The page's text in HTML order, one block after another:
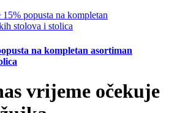
na kompletan asortiman
vrijeme očekuje